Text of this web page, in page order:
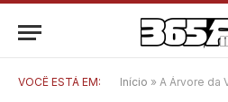
VOCÊ ESTÁ EM: Início » A Árvore da Vida: